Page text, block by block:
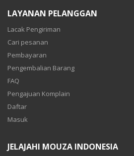
LAYANAN PELANGGAN
Lacak Pengiriman
Cari pesanan
Pembayaran
Pengembalian Barang
FAQ
Pengajuan Komplain
Daftar
Masuk
JELAJAHI MOUZA INDONESIA